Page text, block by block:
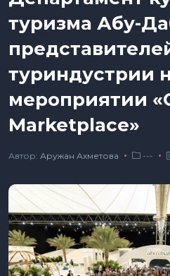
туризма Абу-
туриндустрии
мероприятии
Marketplace»
Автор: Аружан Ахметова ---